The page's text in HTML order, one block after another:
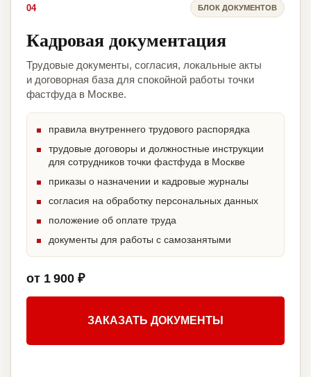
04 БЛОК ДОКУМЕНТОВ
Кадровая документация
Трудовые документы, согласия, локальные акты
и договорная база для спокойной работы точки
фастфуда в Москве.
правила внутреннего трудового распорядка
трудовые договоры и должностные инструкции
для сотрудников точки фастфуда в Москве
приказы о назначении и кадровые журналы
согласия на обработку персональных данных
положение об оплате труда
документы для работы с самозанятыми
от 1 900 ₽
ЗАКАЗАТЬ ДОКУМЕНТЫ